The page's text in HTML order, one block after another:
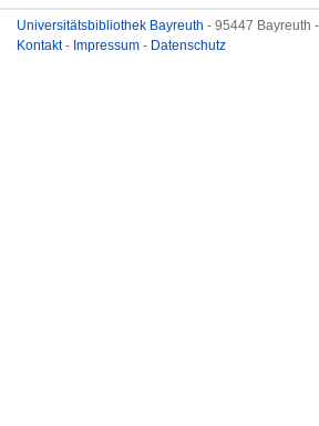
Universitätsbibliothek Bayreuth - 95447 Bayreuth
Kontakt- Impressum - Datenschutz